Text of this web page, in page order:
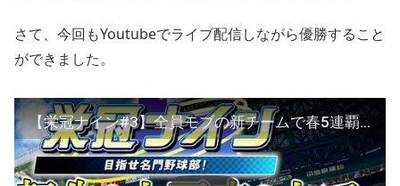
さて、今回もYoutubeでライブ配信しながら優勝すること
ができました。
【栄冠ナイン#3】全員モブの新チームで春5連覇目指す【パワプロ2019】